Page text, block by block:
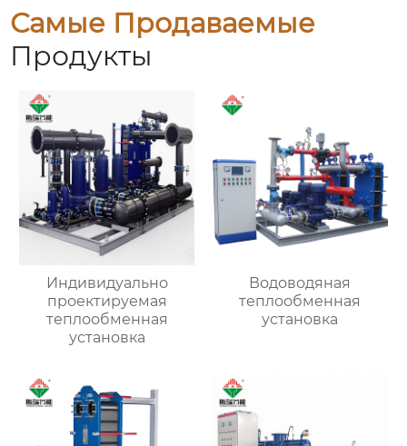
Самые Продаваемые
Продукты
Индивидуально
проектируемая
теплообменная
установка
Водоводяная
теплообменная
установка